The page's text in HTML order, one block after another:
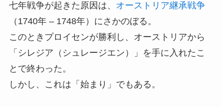
七年戦争が起きた原因は、 オーストリア継承戦争
（1740年 – 1748年）にさかのぼる。
このときプロイセンが勝利し、オーストリアから
「シレジア（シュレージエン）」を手に入れたこ
とで終わった。
しかし、これは「始まり」でもある。